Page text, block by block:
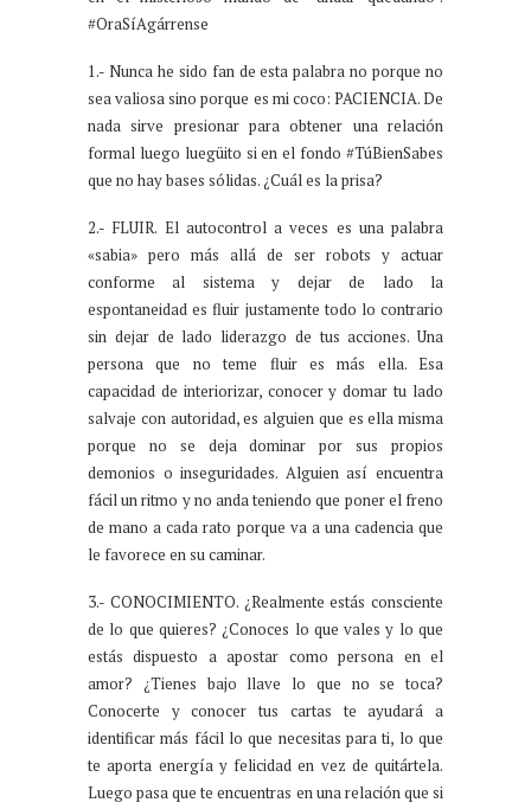
#OraSíAgárrense
1.- Nunca he sido fan de esta palabra no porque no
sea valiosa sino porque es mi coco: PACIENCIA. De
nada sirve presionar para obtener una relación
formal luego luegüito si en el fondo #TúBienSabes
que no hay bases sólidas. ¿Cuál es la prisa?
2.- FLUIR. El autocontrol a veces es una palabra
«sabia» pero más allá de ser robots y actuar
conforme al sistema y dejar de lado la
espontaneidad es fluir justamente todo lo contrario
sin dejar de lado liderazgo de tus acciones. Una
persona que no teme fluir es más ella. Esa
capacidad de interiorizar, conocer y domar tu lado
salvaje con autoridad, es alguien que es ella misma
porque no se deja dominar por sus propios
demonios o inseguridades. Alguien así encuentra
fácil un ritmo y no anda teniendo que poner el freno
de mano a cada rato porque va a una cadencia que
le favorece en su caminar.
3.- CONOCIMIENTO. ¿Realmente estás consciente
de lo que quieres? ¿Conoces lo que vales y lo que
estás dispuesto a apostar como persona en el
amor? ¿Tienes bajo llave lo que no se toca?
Conocerte y conocer tus cartas te ayudará a
identificar más fácil lo que necesitas para ti, lo que
te aporta energía y felicidad en vez de quitártela.
Luego pasa que te encuentras en una relación que si